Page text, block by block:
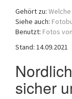
Gehört zu:
Siehe auch:
Benutzt: Fotos
Stand: 14.09.2021
sicher